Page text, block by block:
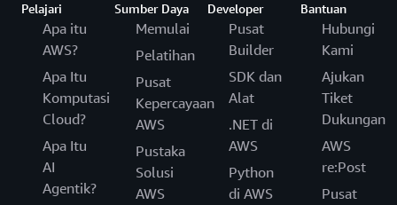
Pelajari
Apa itu
AWS?
Apa Itu
Komputasi
Cloud?
Apa Itu
AI
Agentik?
Sumber Daya
Memulai
Pelatihan
Pusat
Kepercayaan
AWS
Pustaka
Solusi
AWS
Developer
Pusat
Builder
SDK dan
Alat
.NET di
AWS
Python
di AWS
Bantuan
Hubungi
Kami
Ajukan
Tiket
Dukungan
AWS
re:Post
Pusat